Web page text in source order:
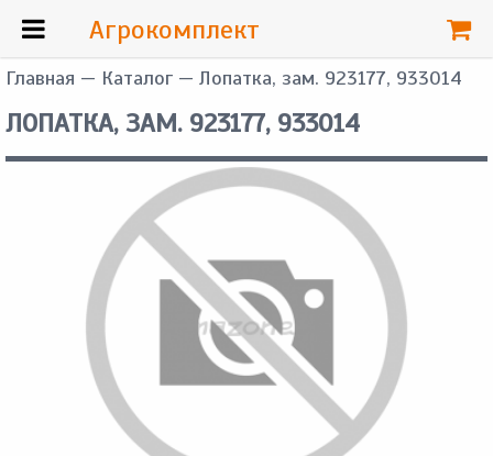
Главная — Каталог — Лопатка, зам. 923177, 933014
ЛОПАТКА, ЗАМ. 923177, 933014
Агрокомплект